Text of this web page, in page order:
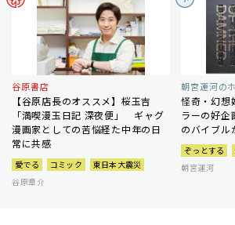
谷原書店
【谷原店長のオススメ】桜玉吉
「満喫漫玉日記 深夜便」 ギャグ
漫画家としての苦悩経た中年の日
常に共感
愛でる コミック
東日本大震災
谷原章介
朝宮運河の
怪奇・幻想
ラーの好
のバイブル
ぞっとする
朝宮運河